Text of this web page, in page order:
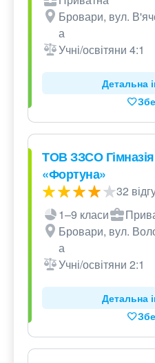
Бровари, вул.
а
Учні/освітяни 4:1
Детальна
ТОВ ЗЗСО Гімназія
«Фортуна»
32
1–9 класи
Бровари, вул.
а
Учні/освітяни 2:1
Детальна